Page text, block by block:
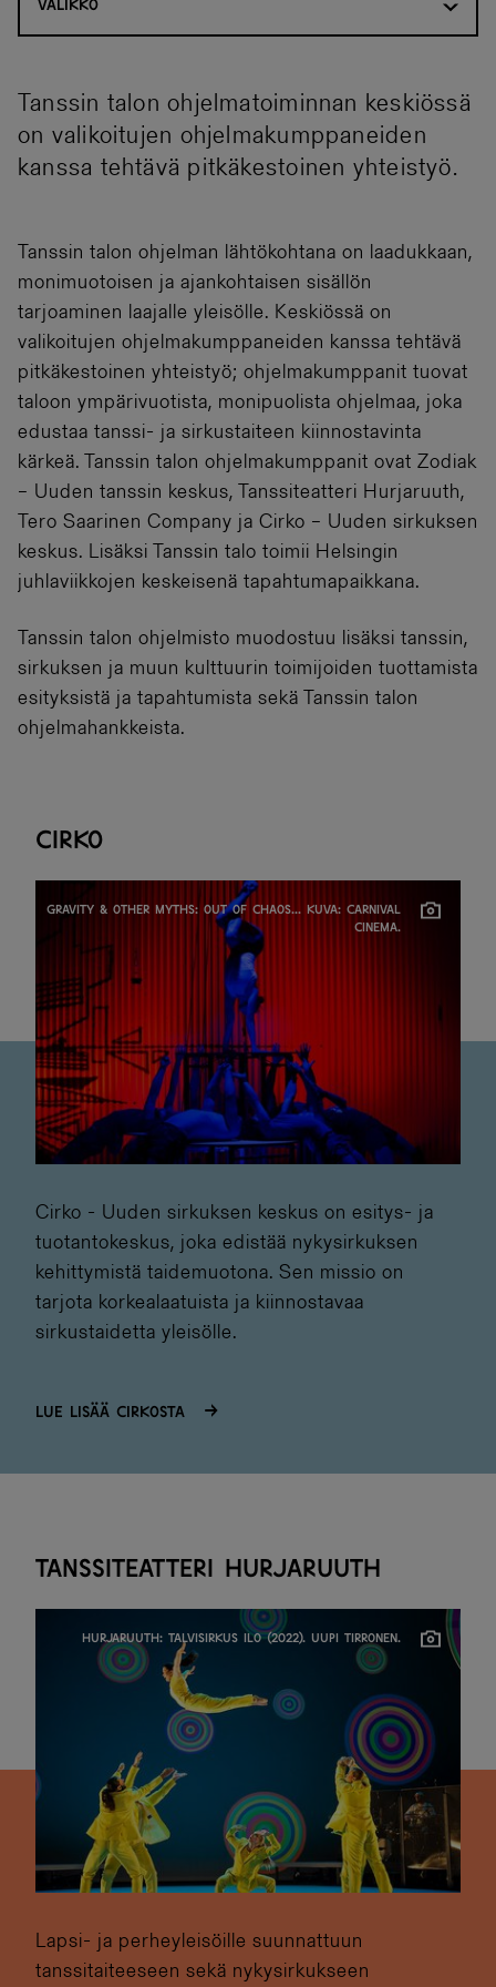
VALIKKO
Tanssin talon ohjelmatoiminnan keskiössä
on valikoitujen ohjelmakumppaneiden
kanssa tehtävä pitkäkestoinen yhteistyö.
Tanssin talon ohjelman lähtökohtana on laadukkaan,
monimuotoisen ja ajankohtaisen sisällön
tarjoaminen laajalle yleisölle. Keskiössä on
valikoitujen ohjelmakumppaneiden kanssa tehtävä
pitkäkestoinen yhteistyö; ohjelmakumppanit tuovat
taloon ympärivuotista, monipuolista ohjelmaa, joka
edustaa tanssi- ja sirkustaiteen kiinnostavinta
kärkeä. Tanssin talon ohjelmakumppanit ovat Zodiak
– Uuden tanssin keskus, Tanssiteatteri Hurjaruuth,
Tero Saarinen Company ja Cirko – Uuden sirkuksen
keskus. Lisäksi Tanssin talo toimii Helsingin
juhlaviikkojen keskeisenä tapahtumapaikkana.
Tanssin talon ohjelmisto muodostuu lisäksi tanssin,
sirkuksen ja muun kulttuurin toimijoiden tuottamista
esityksistä ja tapahtumista sekä Tanssin talon
ohjelmahankkeista.
Cirko
GRAVITY & OTHER MYTHS: OUT OF CHAOS... KUVA: CARNIVAL
CINEMA.
Cirko - Uuden sirkuksen keskus on esitys- ja
tuotantokeskus, joka edistää nykysirkuksen
kehittymistä taidemuotona. Sen missio on
tarjota korkealaatuista ja kiinnostavaa
sirkustaidetta yleisölle.
Lue lisää Cirkosta
Tanssiteatteri Hurjaruuth
HURJARUUTH: TALVISIRKUS ILO (2022). UUPI TIRRONEN.
Lapsi- ja perheyleisöille suunnattuun
tanssitaiteeseen sekä nykysirkukseen